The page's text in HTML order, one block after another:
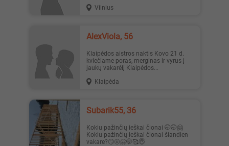
Vilnius
AlexViola, 56
Klaipėdos aistros naktis Kovo 21 d.
kviečiame poras, merginas ir vyrus į
jaukų vakarėlį Klaipėdos...
Klaipėda
Subarik55, 36
Kokiu pažinčių ieškai čionai 🤭🤭🤗
Kokiu pažinčių ieškai čionai šiandien
vakare?🙄🤨🤗🤭🥰😇